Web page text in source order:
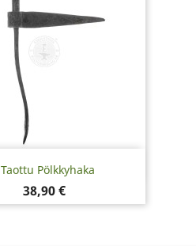
Taottu Pölkkyhaka
Hinta
38,90 €
Pikakatselu